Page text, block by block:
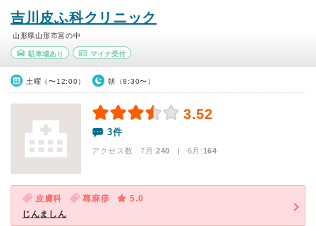
吉川皮ふ科クリニック
山形県山形市富の中
駐車場あり マイナ受付
土曜（〜12:00） 朝（8:30〜）
3.52
3件
アクセス数 7月:240 | 6月:164
皮膚科 蕁麻疹
5.0
じんましん